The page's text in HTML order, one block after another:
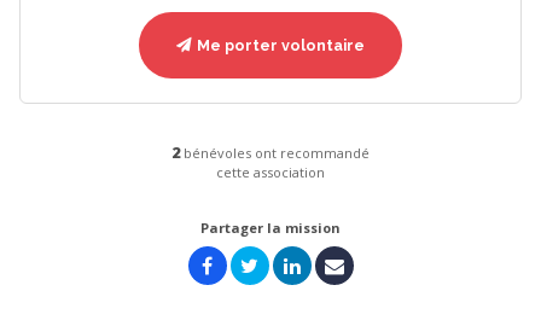
Me porter volontaire
2bénévoles ont recommandé
cette association
Partager la mission